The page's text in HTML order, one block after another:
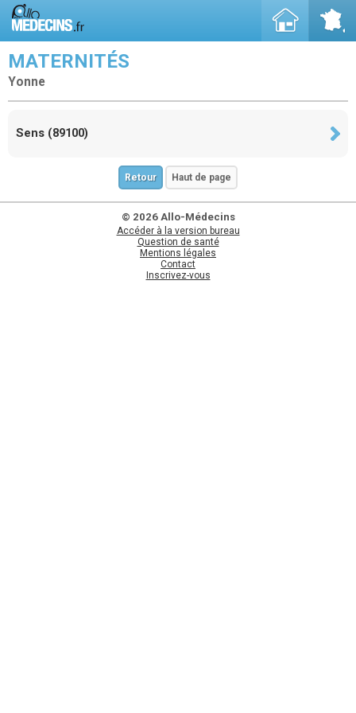
MATERNITÉS
Yonne
Sens (89100)
Retour Haut de page
© 2026 Allo-Médecins
Accéder à la version bureau
Question de santé
Mentions légales
Contact
Inscrivez-vous